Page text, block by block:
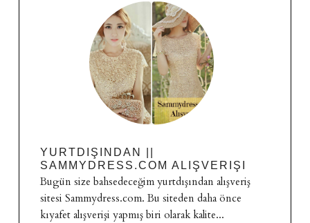
YURTDIŞINDAN ||
SAMMYDRESS.COM ALIŞVERIŞI
Bugün size bahsedeceğim yurtdışından alışveriş
sitesi Sammydress.com. Bu siteden daha önce
kıyafet alışverişi yapmış biri olarak kalite...